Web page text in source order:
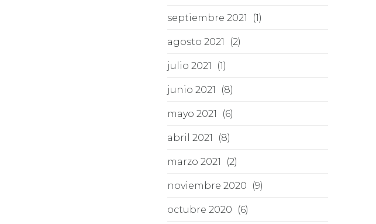
septiembre 2021 (1)
agosto 2021 (2)
julio 2021 (1)
junio 2021 (8)
mayo 2021 (6)
abril 2021 (8)
marzo 2021 (2)
noviembre 2020 (9)
octubre 2020 (6)